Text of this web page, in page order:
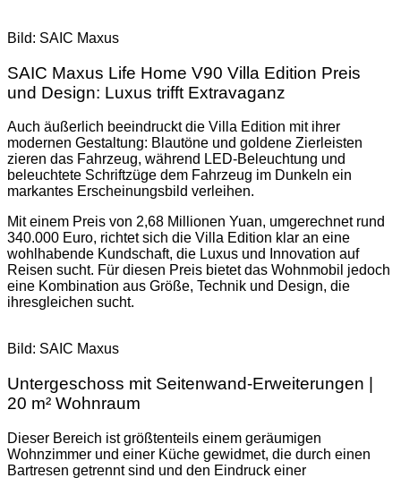
Bild: SAIC Maxus
SAIC Maxus Life Home V90 Villa Edition Preis
und Design: Luxus trifft Extravaganz
Auch äußerlich beeindruckt die Villa Edition mit ihrer
modernen Gestaltung: Blautöne und goldene Zierleisten
zieren das Fahrzeug, während LED-Beleuchtung und
beleuchtete Schriftzüge dem Fahrzeug im Dunkeln ein
markantes Erscheinungsbild verleihen.
Mit einem Preis von 2,68 Millionen Yuan, umgerechnet rund
340.000 Euro, richtet sich die Villa Edition klar an eine
wohlhabende Kundschaft, die Luxus und Innovation auf
Reisen sucht. Für diesen Preis bietet das Wohnmobil jedoch
eine Kombination aus Größe, Technik und Design, die
ihresgleichen sucht.
Bild: SAIC Maxus
Untergeschoss mit Seitenwand-Erweiterungen |
20 m² Wohnraum
Dieser Bereich ist größtenteils einem geräumigen
Wohnzimmer und einer Küche gewidmet, die durch einen
Bartresen getrennt sind und den Eindruck einer